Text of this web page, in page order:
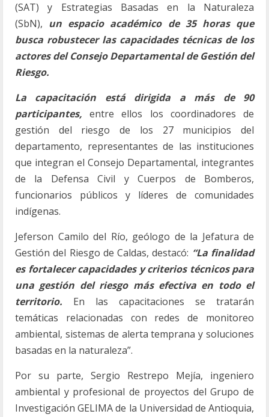
(SAT) y Estrategias Basadas en la Naturaleza
(SbN), un espacio académico de 35 horas que
busca robustecer las capacidades técnicas de los
actores del Consejo Departamental de Gestión del
Riesgo.
La capacitación está dirigida a más de 90
participantes,entre ellos los coordinadores de
gestión del riesgo de los 27 municipios del
departamento, representantes de las instituciones
que integran el Consejo Departamental, integrantes
de la Defensa Civil y Cuerpos de Bomberos,
funcionarios públicos y líderes de comunidades
indígenas.
Jeferson Camilo del Río, geólogo de la Jefatura de
Gestión del Riesgo de Caldas, destacó: “La finalidad
es fortalecer capacidades y criterios técnicos para
una gestión del riesgo más efectiva en todo el
territorio. En las capacitaciones se tratarán
temáticas relacionadas con redes de monitoreo
ambiental, sistemas de alerta temprana y soluciones
basadas en la naturaleza”.
Por su parte, Sergio Restrepo Mejía, ingeniero
ambiental y profesional de proyectos del Grupo de
Investigación GELIMA de la Universidad de Antioquia,